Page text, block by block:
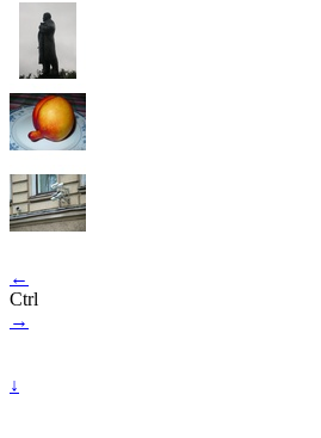
←
Ctrl
→
↓